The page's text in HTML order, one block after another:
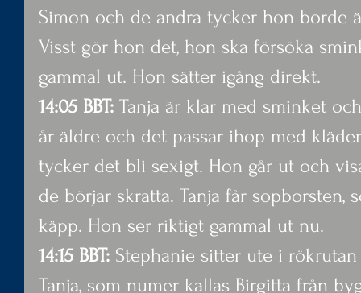
Simon och de andra tycker hon borde
Visst gör hon det, hon ska försöka
gammal ut. Hon sätter igång direkt.
14:05 BBT: Tanja är klar med sminket
år äldre och det passar ihop med
tycker det bli sexigt. Hon går ut och
de börjar skratta. Tanja får sopborsten,
käpp. Hon ser riktigt gammal ut nu.
14:15 BBT: Stephanie sitter ute i
Tanja, som numer kallas Birgitta från